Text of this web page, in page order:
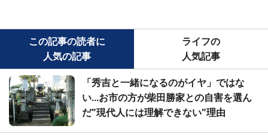
この記事の読者に
人気の記事
ライフの
人気記事
「秀吉と一緒になるのがイヤ」ではな
い...お市の方が柴田勝家との自害を選ん
だ"現代人には理解できない"理由